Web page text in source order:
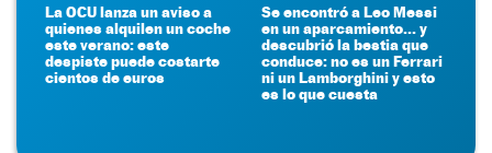
La OCU lanza un aviso a
quienes alquilen un coche
este verano: este
despiste puede costarte
cientos de euros
Se encontró a Leo Messi
en un aparcamiento... y
descubrió la bestia que
conduce: no es un Ferrari
ni un Lamborghini y esto
es lo que cuesta